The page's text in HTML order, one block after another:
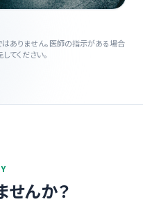
ありません。医師の指示がある場合
てください。
せんか？